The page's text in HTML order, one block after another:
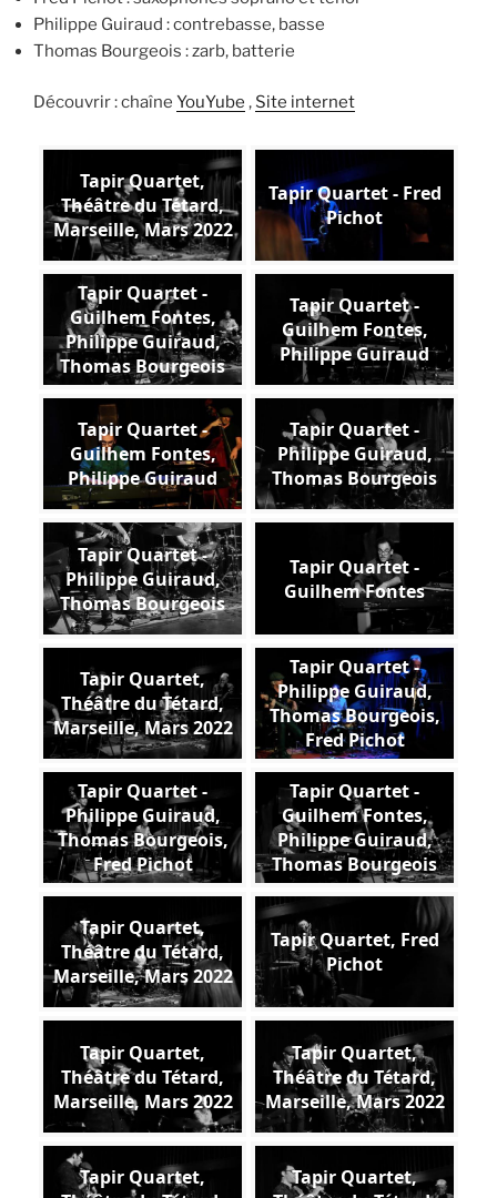
Philippe Guiraud : contrebasse, basse
Thomas Bourgeois : zarb, batterie
Découvrir : chaîne YouYube , Site internet
Tapir Quartet,
Théâtre du Tétard,
Marseille, Mars 2022
Tapir Quartet - Fred
Pichot
Tapir Quartet -
Guilhem Fontes,
Philippe Guiraud,
Thomas Bourgeois
Tapir Quartet -
Guilhem Fontes,
Philippe Guiraud
Tapir Quartet -
Guilhem Fontes,
Philippe Guiraud
Tapir Quartet -
Philippe Guiraud,
Thomas Bourgeois
Tapir Quartet -
Philippe Guiraud,
Thomas Bourgeois
Tapir Quartet -
Guilhem Fontes
Tapir Quartet,
Théâtre du Tétard,
Marseille, Mars 2022
Tapir Quartet -
Philippe Guiraud,
Thomas Bourgeois,
Fred Pichot
Tapir Quartet -
Philippe Guiraud,
Thomas Bourgeois,
Fred Pichot
Tapir Quartet -
Guilhem Fontes,
Philippe Guiraud,
Thomas Bourgeois
Tapir Quartet,
Théâtre du Tétard,
Marseille, Mars 2022
Tapir Quartet, Fred
Pichot
Tapir Quartet,
Théâtre du Tétard,
Marseille, Mars 2022
Tapir Quartet,
Théâtre du Tétard,
Marseille, Mars 2022
Tapir Quartet,
Tapir Quartet,